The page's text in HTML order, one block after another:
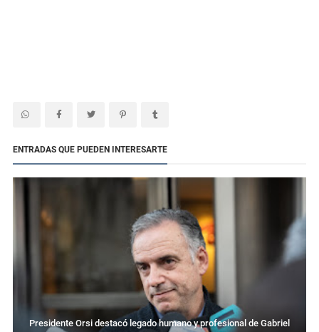
ENTRADAS QUE PUEDEN INTERESARTE
Presidente Orsi destacó legado humano y profesional de Gabriel